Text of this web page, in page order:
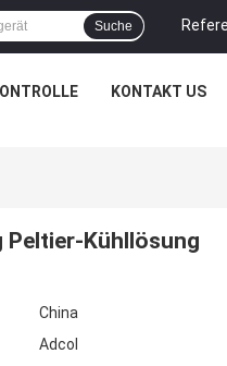
Suche
KONTAKT US
Kühllösung
China
Adcol